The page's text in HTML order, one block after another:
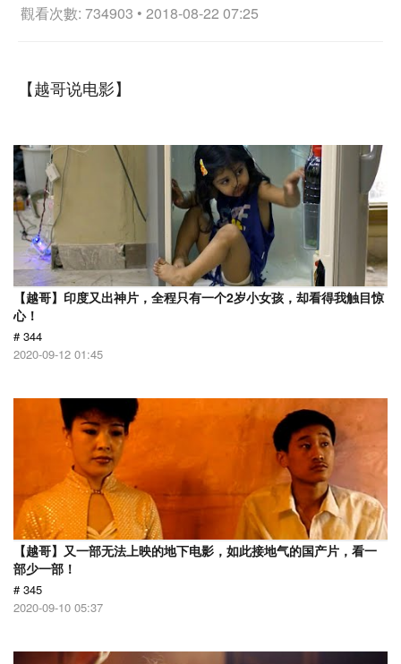
觀看次數: 734903 • 2018-08-22 07:25
【越哥说电影】
【越哥】印度又出神片，全程只有一个2岁小女孩，却看得我触目惊
心！
# 344
2020-09-12 01:45
【越哥】又一部无法上映的地下电影，如此接地气的国产片，看一
部少一部！
# 345
2020-09-10 05:37